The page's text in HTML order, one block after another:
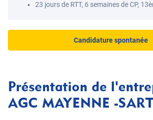
23 jours de RTT, 6 semaines de CP,
Candidature spontanée
Présentation de
AGC MAYENNE -